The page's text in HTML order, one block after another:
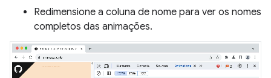
Redimensione a coluna de nome para ver os nomes
completos das animações.